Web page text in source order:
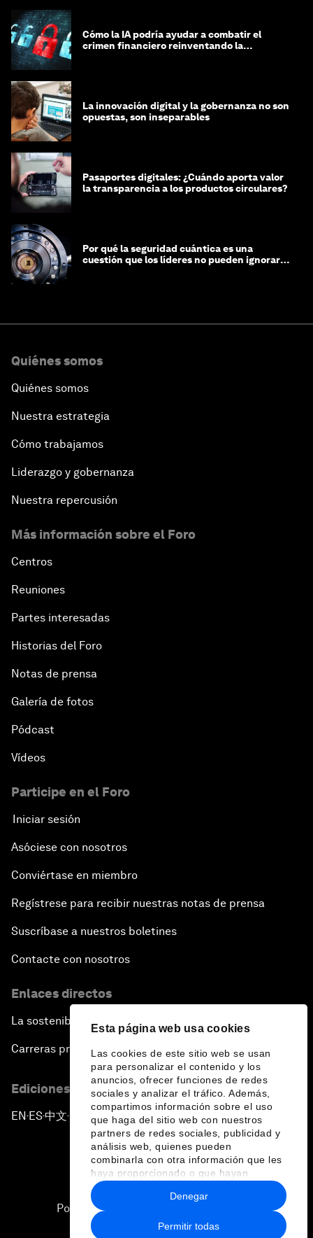
Esta página web usa cookies
Las cookies de este sitio web se usan
para personalizar el contenido y los
anuncios, ofrecer funciones de redes
sociales y analizar el tráfico. Además,
compartimos información sobre el uso
que haga del sitio web con nuestros
partners de redes sociales, publicidad y
análisis web, quienes pueden
combinarla con otra información que les
haya proporcionado o que hayan
recopilado a partir del uso que haya
hecho de sus servicios.
Permitir todas
Denegar
Cómo la IA podría ayudar a combatir el
crimen financiero reinventando la
La innovación digital y la gobernanza no son
opuestas, son inseparables
Pasaportes digitales: ¿Cuándo aporta valor
la transparencia a los productos circulares?
Por qué la seguridad cuántica es una
cuestión que los líderes no pueden ignorar
Quiénes somos
Quiénes somos
Nuestra estrategia
Cómo trabajamos
Liderazgo y gobernanza
Nuestra repercusión
Más información sobre el Foro
Centros
Reuniones
Partes interesadas
Historias del Foro
Notas de prensa
Galería de fotos
Pódcast
Vídeos
Participe en el Foro
Iniciar sesión
Asóciese con nosotros
Conviértase en miembro
Regístrese para recibir nuestras notas de prensa
Suscríbase a nuestros boletines
Contacte con nosotros
Enlaces directos
La sostenibilidad en el Foro
Carreras profesionales
Ediciones en otros idiomas
EN ▪ ES▪中文▪ 日本語
Política de privacidad y normas de uso